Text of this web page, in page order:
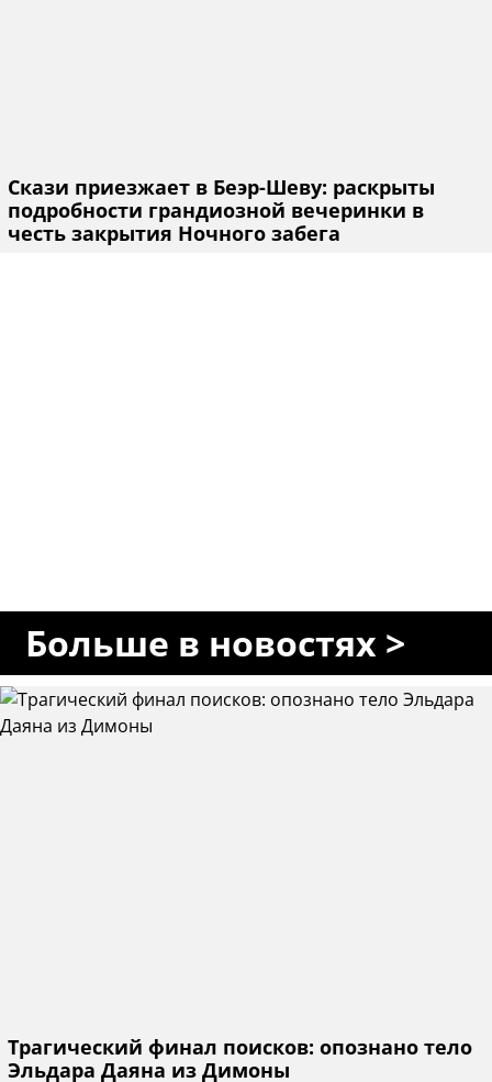
Скази приезжает в Беэр-Шеву: раскрыты
подробности грандиозной вечеринки в
честь закрытия Ночного забега
Больше в новостях >
Трагический финал поисков: опознано тело
Эльдара Даяна из Димоны